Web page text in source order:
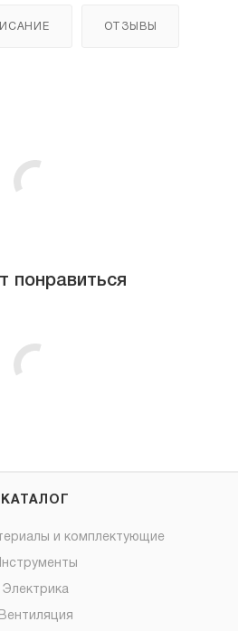
ОТЗЫВЫ
понравиться
КАТАЛОГ
и комплектующие
Электрика
Вентиляция